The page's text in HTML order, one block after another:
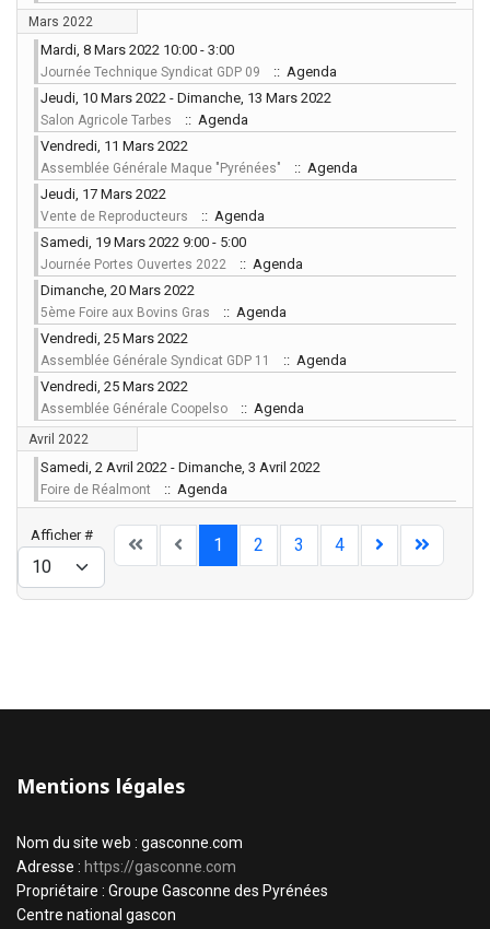
Mars 2022
Mardi, 8 Mars 2022 10:00 - 3:00
Journée Technique Syndicat GDP 09
:: Agenda
Jeudi, 10 Mars 2022 - Dimanche, 13 Mars 2022
Salon Agricole Tarbes
:: Agenda
Vendredi, 11 Mars 2022
Assemblée Générale Maque "Pyrénées"
:: Agenda
Jeudi, 17 Mars 2022
Vente de Reproducteurs
:: Agenda
Samedi, 19 Mars 2022 9:00 - 5:00
Journée Portes Ouvertes 2022
:: Agenda
Dimanche, 20 Mars 2022
5ème Foire aux Bovins Gras
:: Agenda
Vendredi, 25 Mars 2022
Assemblée Générale Syndicat GDP 11
:: Agenda
Vendredi, 25 Mars 2022
Assemblée Générale Coopelso :: Agenda
Avril 2022
Samedi, 2 Avril 2022 - Dimanche, 3 Avril 2022
Foire de Réalmont :: Agenda
Limite de la pagination
Afficher # 1 2 3 4
Mentions légales
Nom du site web : gasconne.com
Adresse : https://gasconne.com
Propriétaire : Groupe Gasconne des Pyrénées
Centre national gascon